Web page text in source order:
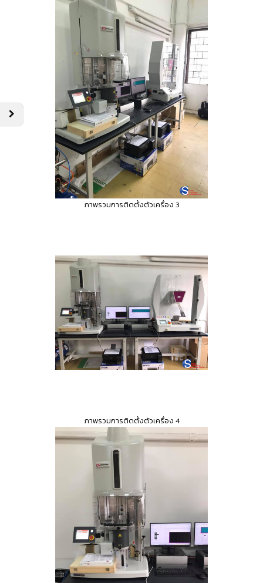
ภาพรวมการติดตั้งตัวเครื่อง 3
ภาพรวมการติดตั้งตัวเครื่อง 4